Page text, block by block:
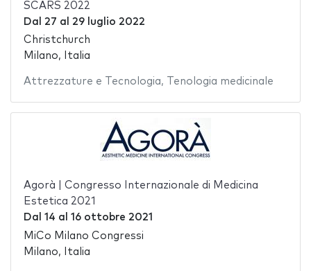
SCARS 2022
Dal 27 al 29 luglio 2022
Christchurch
Milano, Italia
Attrezzature e Tecnologia, Tenologia medicinale
Agorà | Congresso Internazionale di Medicina
Estetica 2021
Dal 14 al 16 ottobre 2021
MiCo Milano Congressi
Milano, Italia